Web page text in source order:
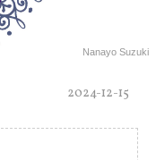
Nanayo Suzuki
2024-12-15